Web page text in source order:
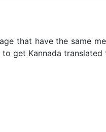
that have the same
get Kannada translated